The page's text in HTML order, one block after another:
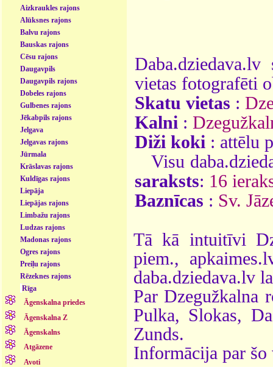
Aizkraukles rajons
Alūksnes rajons
Balvu rajons
Bauskas rajons
Cēsu rajons
Daugavpils
Daugavpils rajons
Dobeles rajons
Gulbenes rajons
Jēkabpils rajons
Jelgava
Jelgavas rajons
Jūrmala
Krāslavas rajons
Kuldīgas rajons
Liepāja
Liepājas rajons
Limbažu rajons
Ludzas rajons
Madonas rajons
Ogres rajons
Preiļu rajons
Rēzeknes rajons
Rīga
Āgenskalna priedes
Āgenskalna Z
Āgenskalns
Atgāzene
Avoti
vietas fotografēti
Skatu vietas :
Kalni :
Diži koki : attēlu
Visu
saraksts: 16
Baznīcas : Sv.
Tā kā intuitīvi
piem.,
daba.dziedava.lv
Par Dzegužkalna
Pulka, Slokas,
Zunds.
Informācija par